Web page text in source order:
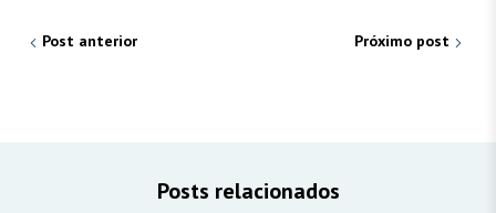
Post anterior Próximo post
Posts relacionados